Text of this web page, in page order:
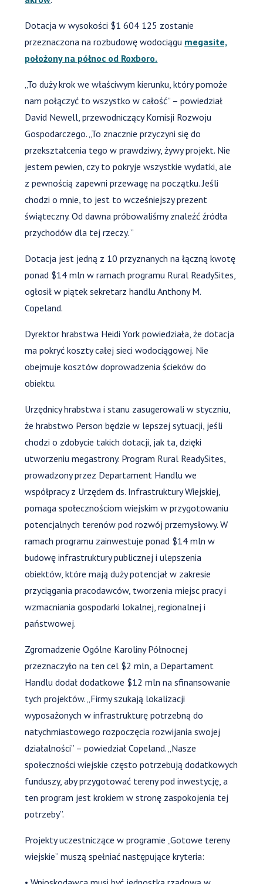
Dotacja w wysokości $1 604 125 zostanie
przeznaczona na rozbudowę wodociągu megasite,
położony na północ od Roxboro.
„To duży krok we właściwym kierunku, który pomoże
nam połączyć to wszystko w całość” – powiedział
David Newell, przewodniczący Komisji Rozwoju
Gospodarczego. „To znacznie przyczyni się do
przekształcenia tego w prawdziwy, żywy projekt. Nie
jestem pewien, czy to pokryje wszystkie wydatki, ale
z pewnością zapewni przewagę na początku. Jeśli
chodzi o mnie, to jest to wcześniejszy prezent
świąteczny. Od dawna próbowaliśmy znaleźć źródła
przychodów dla tej rzeczy. ”
Dotacja jest jedną z 10 przyznanych na łączną kwotę
ponad $14 mln w ramach programu Rural ReadySites,
ogłosił w piątek sekretarz handlu Anthony M.
Copeland.
Dyrektor hrabstwa Heidi York powiedziała, że dotacja
ma pokryć koszty całej sieci wodociągowej. Nie
obejmuje kosztów doprowadzenia ścieków do
obiektu.
Urzędnicy hrabstwa i stanu zasugerowali w styczniu,
że hrabstwo Person będzie w lepszej sytuacji, jeśli
chodzi o zdobycie takich dotacji, jak ta, dzięki
utworzeniu megastrony. Program Rural ReadySites,
prowadzony przez Departament Handlu we
współpracy z Urzędem ds. Infrastruktury Wiejskiej,
pomaga społecznościom wiejskim w przygotowaniu
potencjalnych terenów pod rozwój przemysłowy. W
ramach programu zainwestuje ponad $14 mln w
budowę infrastruktury publicznej i ulepszenia
obiektów, które mają duży potencjał w zakresie
przyciągania pracodawców, tworzenia miejsc pracy i
wzmacniania gospodarki lokalnej, regionalnej i
państwowej.
Zgromadzenie Ogólne Karoliny Północnej
przeznaczyło na ten cel $2 mln, a Departament
Handlu dodał dodatkowe $12 mln na sfinansowanie
tych projektów. „Firmy szukają lokalizacji
wyposażonych w infrastrukturę potrzebną do
natychmiastowego rozpoczęcia rozwijania swojej
działalności” – powiedział Copeland. „Nasze
społeczności wiejskie często potrzebują dodatkowych
funduszy, aby przygotować tereny pod inwestycję, a
ten program jest krokiem w stronę zaspokojenia tej
potrzeby”.
Projekty uczestniczące w programie „Gotowe tereny
wiejskie” muszą spełniać następujące kryteria: